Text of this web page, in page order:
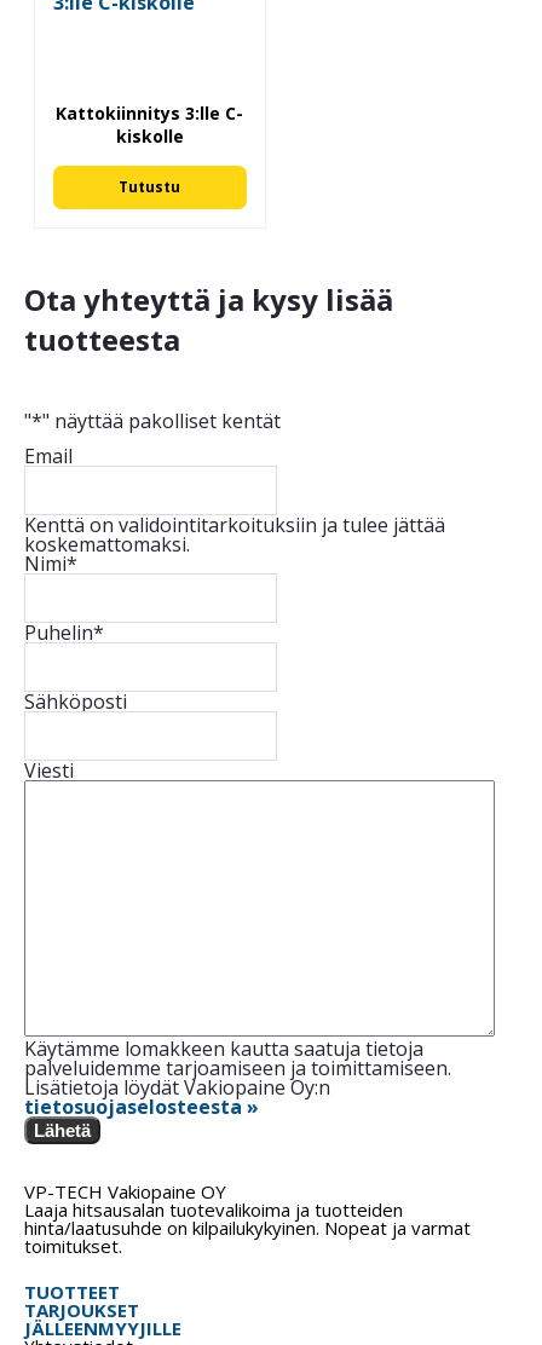
Kattokiinnitys 3:lle C-
kiskolle
Tutustu
Ota yhteyttä ja kysy lisää
tuotteesta
"*" näyttää pakolliset kentät
Email
Kenttä on validointitarkoituksiin ja tulee jättää
koskemattomaksi.
Nimi*
Puhelin*
Sähköposti
Viesti
Käytämme lomakkeen kautta saatuja tietoja
palveluidemme tarjoamiseen ja toimittamiseen.
Lisätietoja löydät Vakiopaine Oy:n
tietosuojaselosteesta »
Lähetä
VP-TECH Vakiopaine OY
Laaja hitsausalan tuotevalikoima ja tuotteiden
hinta/laatusuhde on kilpailukykyinen. Nopeat ja varmat
toimitukset.
TUOTTEET
TARJOUKSET
JÄLLEENMYYJILLE